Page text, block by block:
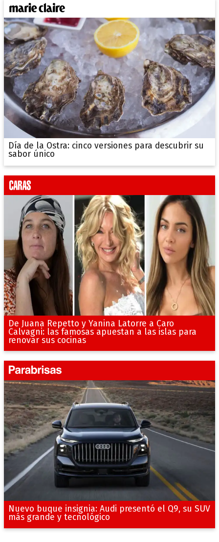
Día de la Ostra: cinco versiones para descubrir su
sabor único
De Juana Repetto y Yanina Latorre a Caro
Calvagni: las famosas apuestan a las islas para
renovar sus cocinas
Nuevo buque insignia: Audi presentó el Q9, su SUV
más grande y tecnológico